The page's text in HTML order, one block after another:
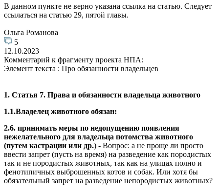
В данном пункте не верно указана ссылка на статью. Следует
ссылаться на статью 29, пятой главы.
Ольга Романова
5
12.10.2023
Комментарий к фрагменту проекта НПА:
Элемент текста : Про обязанности владельцев
1. Статья 7. Права и обязанности владельца животного
1.1.Владелец животного обязан:
2.6. принимать меры по недопущению появления
нежелательного для владельца потомства животного
(путем кастрации или др.) - Вопрос: а не проще ли просто
ввести запрет (пусть на время) на разведение как породистых
так и не породистых животных, так как на улицах полно и
фенотипичных выброшенных котов и собак. Или хотя бы
обязательный запрет на разведение непородистых животных?